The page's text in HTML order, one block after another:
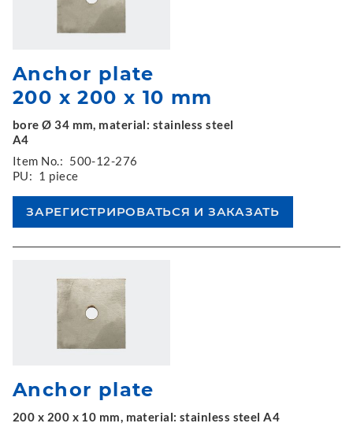
Anchor plate
200 x 200 x 10 mm
bore Ø 34 mm, material: stainless steel
A4
Item No.: 500-12-276
PU: 1 piece
Anchor plate
200 x 200 x 10 mm, material: stainless steel A4